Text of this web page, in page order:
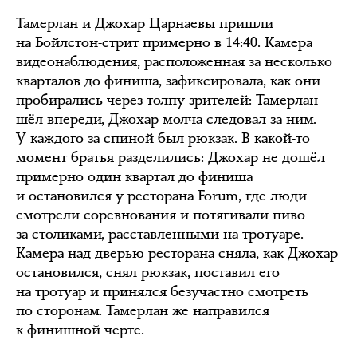
Тамерлан и Джохар Царнаевы пришли
на Бойлстон-стрит примерно в 14:40. Камера
видеонаблюдения, расположенная за несколько
кварталов до финиша, зафиксировала, как они
пробирались через толпу зрителей: Тамерлан
шёл впереди, Джохар молча следовал за ним.
У каждого за спиной был рюкзак. В какой-то
момент братья разделились: Джохар не дошёл
примерно один квартал до финиша
и остановился у ресторана Forum, где люди
смотрели соревнования и потягивали пиво
за столиками, расставленными на тротуаре.
Камера над дверью ресторана сняла, как Джохар
остановился, снял рюкзак, поставил его
на тротуар и принялся безучастно смотреть
по сторонам. Тамерлан же направился
к финишной черте.